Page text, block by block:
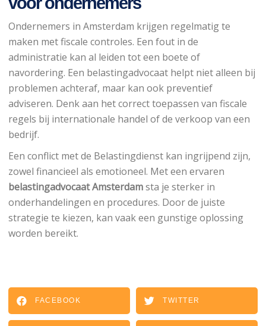
Ondernemers in Amsterdam krijgen regelmatig te
maken met fiscale controles. Een fout in de
administratie kan al leiden tot een boete of
navordering. Een belastingadvocaat helpt niet alleen bij
problemen achteraf, maar kan ook preventief
adviseren. Denk aan het correct toepassen van fiscale
regels bij internationale handel of de verkoop van een
bedrijf.
Een conflict met de Belastingdienst kan ingrijpend zijn,
zowel financieel als emotioneel. Met een ervaren
belastingadvocaat Amsterdamsta je sterker in
onderhandelingen en procedures. Door de juiste
strategie te kiezen, kan vaak een gunstige oplossing
worden bereikt.
FACEBOOK TWITTER